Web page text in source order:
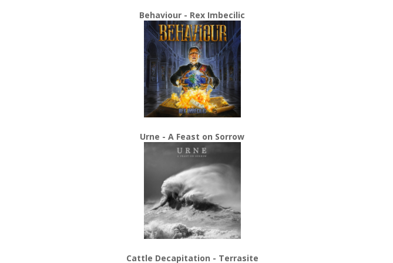
Behaviour - Rex Imbecilic
Urne - A Feast on Sorrow
Cattle Decapitation - Terrasite